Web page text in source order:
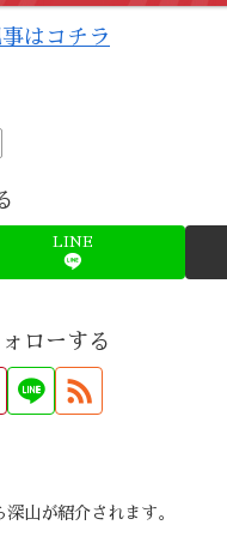
はコチラ
LINE
ローする
山が紹介されます。